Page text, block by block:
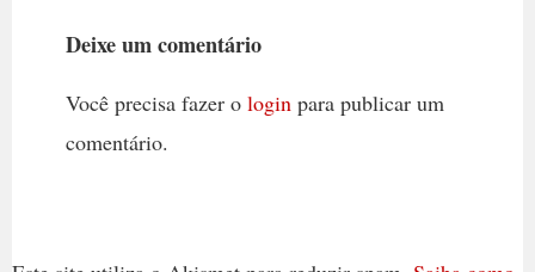
Deixe um comentário
Você precisa fazer o loginpara publicar um
comentário.